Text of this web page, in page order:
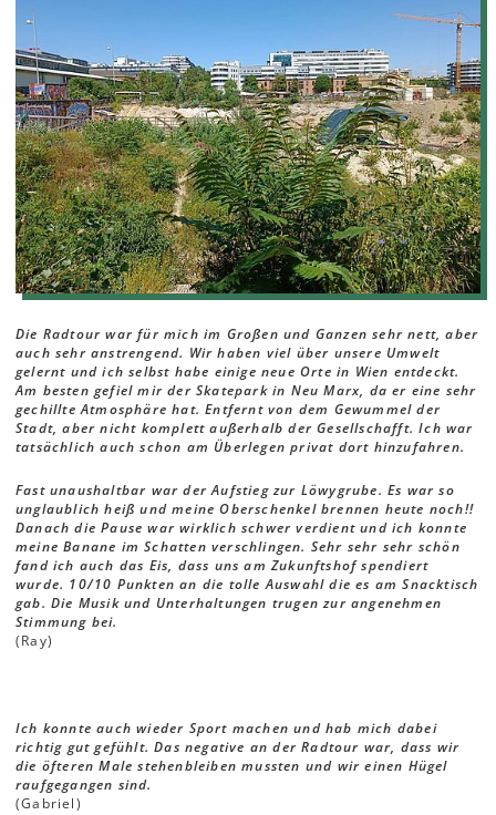
Die Radtour war für mich im Großen und Ganzen sehr nett, aber
auch sehr anstrengend. Wir haben viel über unsere Umwelt
gelernt und ich selbst habe einige neue Orte in Wien entdeckt.
Am besten gefiel mir der Skatepark in Neu Marx, da er eine sehr
gechillte Atmosphäre hat. Entfernt von dem Gewummel der
Stadt, aber nicht komplett außerhalb der Gesellschafft. Ich war
tatsächlich auch schon am Überlegen privat dort hinzufahren.
Fast unaushaltbar war der Aufstieg zur Löwygrube. Es war so
unglaublich heiß und meine Oberschenkel brennen heute noch!!
Danach die Pause war wirklich schwer verdient und ich konnte
meine Banane im Schatten verschlingen. Sehr sehr sehr schön
fand ich auch das Eis, dass uns am Zukunftshof spendiert
wurde. 10/10 Punkten an die tolle Auswahl die es am Snacktisch
gab. Die Musik und Unterhaltungen trugen zur angenehmen
Stimmung bei.
(Ray)
Ich konnte auch wieder Sport machen und hab mich dabei
richtig gut gefühlt. Das negative an der Radtour war, dass wir
die öfteren Male stehenbleiben mussten und wir einen Hügel
raufgegangen sind.
(Gabriel)